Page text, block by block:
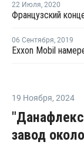
22 Июля, 2020
Французский
06 Сентября, 2019
Exxon Mobil
19 Ноября, 2024
завод